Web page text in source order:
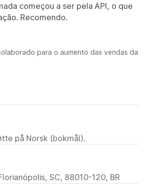
começou a ser pela API, o que
Recomendo.
para o aumento das vendas da
på Norsk (bokmål).
SC, 88010-120, BR